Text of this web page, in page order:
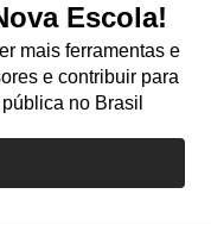
Escola!
mais ferramentas e
e contribuir para
no Brasil